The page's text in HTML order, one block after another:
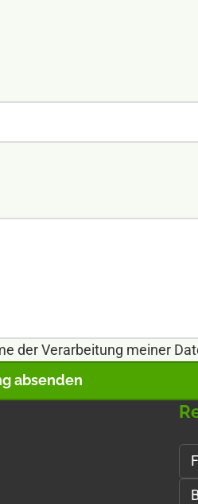
der Verarbeitung meiner
absenden